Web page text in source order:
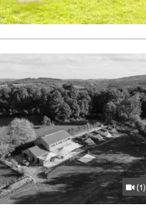
(1)